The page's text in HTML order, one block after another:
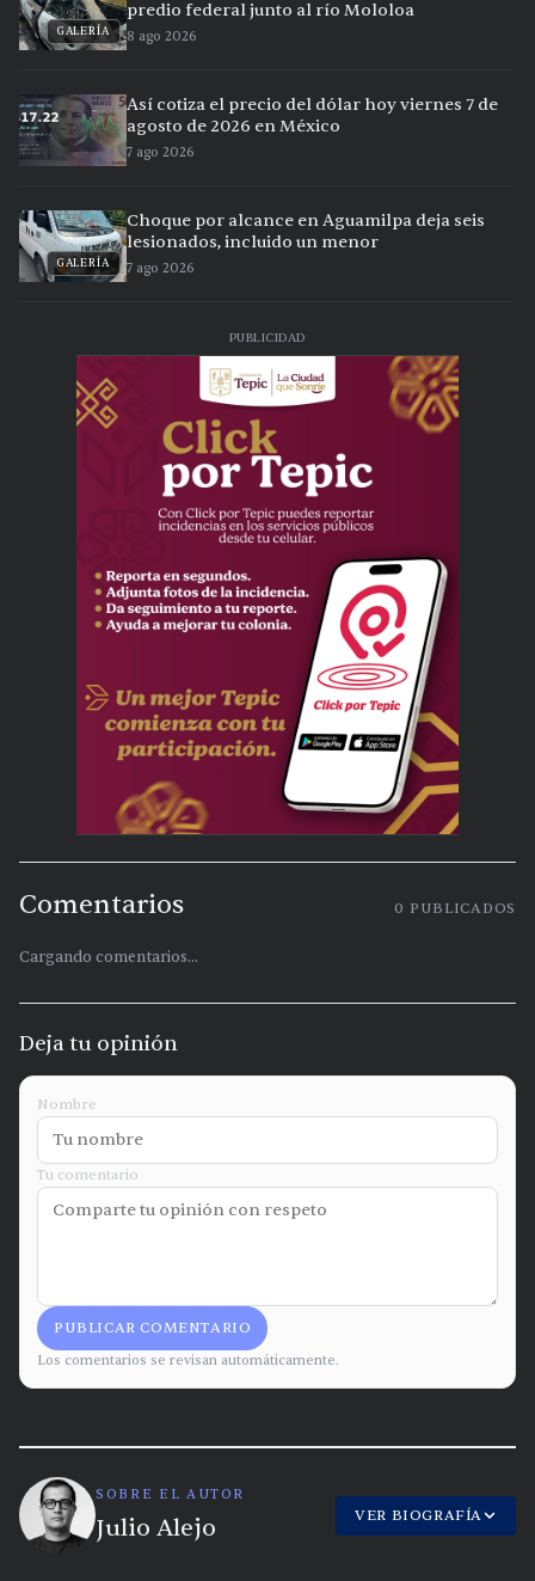
GALERÍA
predio federal junto al río Mololoa
8 ago 2026
Así cotiza el precio del dólar hoy viernes 7 de
agosto de 2026 en México
7 ago 2026
GALERÍA
Choque por alcance en Aguamilpa deja seis
lesionados, incluido un menor
7 ago 2026
PUBLICIDAD
Comentarios 0 PUBLICADOS
Cargando comentarios...
Deja tu opinión
Nombre
Tu comentario
PUBLICAR COMENTARIO
Los comentarios se revisan automáticamente.
SOBRE EL AUTOR
Julio Alejo VER BIOGRAFÍA